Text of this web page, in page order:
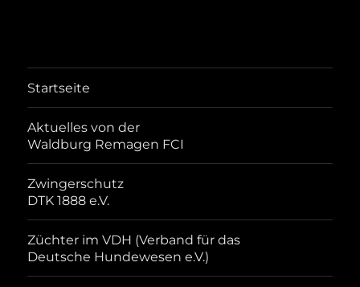
Startseite
Aktuelles von der
Waldburg Remagen FCI
Zwingerschutz
DTK 1888 e.V.
Züchter im VDH (Verband für das
Deutsche Hundewesen e.V.)